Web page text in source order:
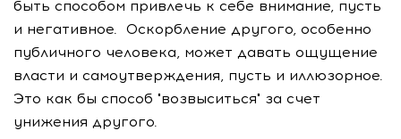
быть способом привлечь к себе внимание, пусть
и негативное. Оскорбление другого, особенно
публичного человека, может давать ощущение
власти и самоутверждения, пусть и иллюзорное.
Это как бы способ "возвыситься" за счет
унижения другого.